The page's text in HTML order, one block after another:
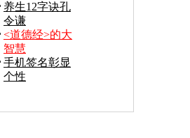
养生12字诀孔
令谦
<道德经>的大
智慧
手机签名彰显
个性